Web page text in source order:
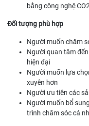
bằng công nghệ
Đối tượng phù hợp
Người muốn chăm
Người quan tâm
hiện đại
Người muốn lựa
xuyên hơn
Người ưu tiên các
Người muốn bổ
trình chăm sóc cá